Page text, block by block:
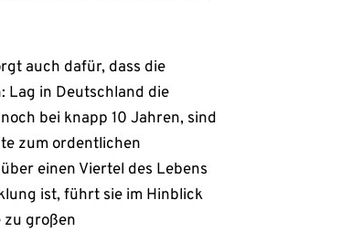
auch dafür, dass die
Lag in Deutschland die
bei knapp 10 Jahren, sind
zum ordentlichen
einen Viertel des Lebens
ist, führt sie im Hinblick
großen